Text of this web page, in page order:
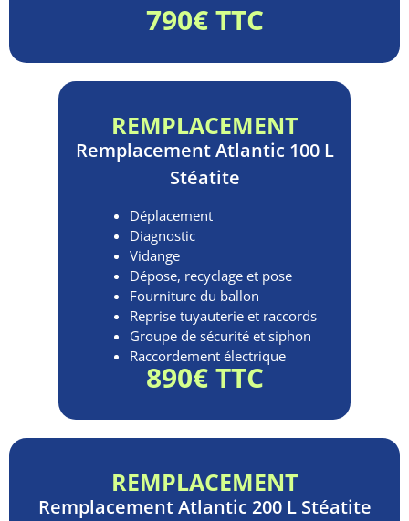
790€ TTC
REMPLACEMENT
RemplacementAtlantic 100 L
Stéatite
Déplacement
Diagnostic
Vidange
Dépose, recyclage et pose
Fourniture du ballon
Reprise tuyauterie et raccords
Groupe de sécurité et siphon
Raccordement électrique
890€ TTC
REMPLACEMENT
RemplacementAtlantic 200 L Stéatite